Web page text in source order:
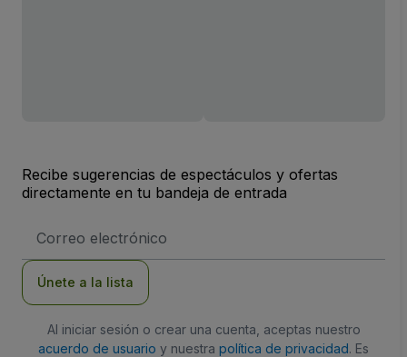
Recibe sugerencias de espectáculos y ofertas
directamente en tu bandeja de entrada
de
Únete a la lista
Al iniciar sesión o crear una cuenta, aceptas nuestro
acuerdo de usuario y nuestra política de privacidad. Es